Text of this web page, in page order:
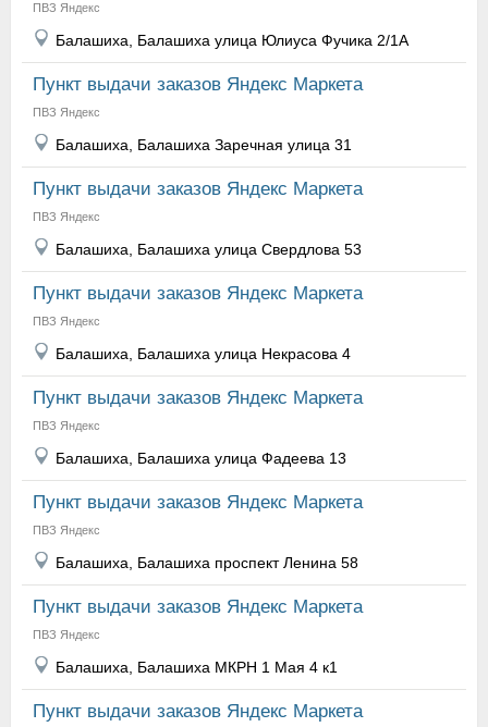
ПВЗ Яндекс
Балашиха, Балашиха улица Юлиуса Фучика 2/1А
Пункт выдачи заказов Яндекс Маркета
ПВЗ Яндекс
Балашиха, Балашиха Заречная улица 31
Пункт выдачи заказов Яндекс Маркета
ПВЗ Яндекс
Балашиха, Балашиха улица Свердлова 53
Пункт выдачи заказов Яндекс Маркета
ПВЗ Яндекс
Балашиха, Балашиха улица Некрасова 4
Пункт выдачи заказов Яндекс Маркета
ПВЗ Яндекс
Балашиха, Балашиха улица Фадеева 13
Пункт выдачи заказов Яндекс Маркета
ПВЗ Яндекс
Балашиха, Балашиха проспект Ленина 58
Пункт выдачи заказов Яндекс Маркета
ПВЗ Яндекс
Балашиха, Балашиха МКРН 1 Мая 4 к1
Пункт выдачи заказов Яндекс Маркета